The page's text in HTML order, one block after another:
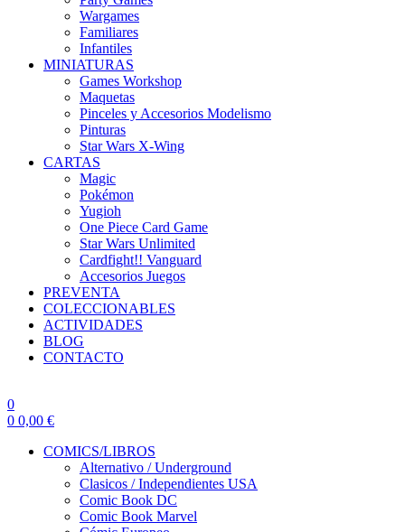
Wargames
Familiares
Infantiles
MINIATURAS
Games Workshop
Maquetas
Pinceles y Accesorios Modelismo
Pinturas
Star Wars X-Wing
CARTAS
Magic
Pokémon
Yugioh
One Piece Card Game
Star Wars Unlimited
Cardfight!! Vanguard
Accesorios Juegos
PREVENTA
COLECCIONABLES
ACTIVIDADES
BLOG
CONTACTO
0
0 0,00 €
COMICS/LIBROS
Alternativo / Underground
Clasicos / Independientes USA
Comic Book DC
Comic Book Marvel